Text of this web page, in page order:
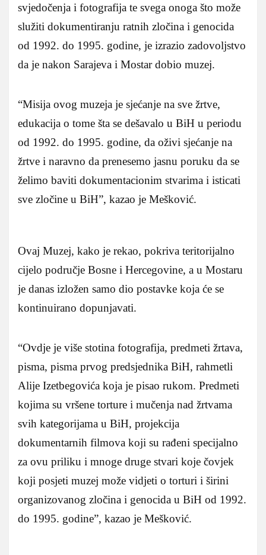
svjedočenja i fotografija te svega onoga što može
služiti dokumentiranju ratnih zločina i genocida
od 1992. do 1995. godine, je izrazio zadovoljstvo
da je nakon Sarajeva i Mostar dobio muzej.
“Misija ovog muzeja je sjećanje na sve žrtve,
edukacija o tome šta se dešavalo u BiH u periodu
od 1992. do 1995. godine, da oživi sjećanje na
žrtve i naravno da prenesemo jasnu poruku da se
želimo baviti dokumentacionim stvarima i isticati
sve zločine u BiH”, kazao je Mešković.
Ovaj Muzej, kako je rekao, pokriva teritorijalno
cijelo područje Bosne i Hercegovine, a u Mostaru
je danas izložen samo dio postavke koja će se
kontinuirano dopunjavati.
“Ovdje je više stotina fotografija, predmeti žrtava,
pisma, pisma prvog predsjednika BiH, rahmetli
Alije Izetbegovića koja je pisao rukom. Predmeti
kojima su vršene torture i mučenja nad žrtvama
svih kategorijama u BiH, projekcija
dokumentarnih filmova koji su rađeni specijalno
za ovu priliku i mnoge druge stvari koje čovjek
koji posjeti muzej može vidjeti o torturi i širini
organizovanog zločina i genocida u BiH od 1992.
do 1995. godine”, kazao je Mešković.